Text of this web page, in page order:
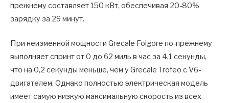
прежнему составляет 150 кВт, обеспечивая 20-80%
зарядку за 29 минут.
При неизменной мощности Grecale Folgore по-прежнему
выполняет спринт от 0 до 62 миль в час за 4,1 секунды,
что на 0,2 секунды меньше, чем у Grecale Trofeo с V6-
двигателем. Однако полностью электрическая модель
имеет самую низкую максимальную скорость из всех